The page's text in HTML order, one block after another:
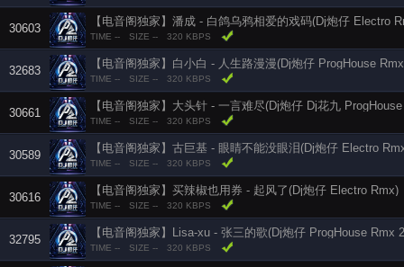
30603
【电音阁独家】潘成 - 白鸽乌鸦相爱的戏码(Dj炮仔 Electro
TIME -- SIZE -- 320 KBPS
32683
【电音阁独家】白小白 - 人生路漫漫(Dj炮仔 ProgHouse
TIME -- SIZE -- 320 KBPS
30661
【电音阁独家】大头针 - 一言难尽(Dj炮仔 Dj花九
TIME -- SIZE -- 320 KBPS
30589
【电音阁独家】古巨基 - 眼睛不能没眼泪(Dj炮仔 Electro
TIME -- SIZE -- 320 KBPS
30616
【电音阁独家】买辣椒也用券 - 起风了(Dj炮仔 Electro Rmx)
TIME -- SIZE -- 320 KBPS
32795
【电音阁独家】Lisa-xu - 张三的歌(Dj炮仔 ProgHouse Rmx
TIME -- SIZE -- 320 KBPS